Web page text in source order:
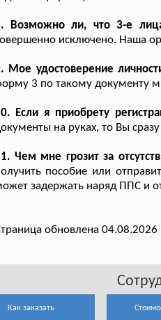
Возможно ли, что 3-е
исключено. Наша
Мое удостоверение
3 по такому документу
Если я приобрету
на руках, то Вы
Чем мне грозит за
пособие или
задержать наряд ППС и
обновлена 04.08.2026
Как заказать